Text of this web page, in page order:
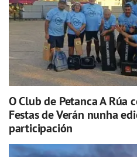
O Club de Petanca A Rúa
Festas de Verán nunha
participación